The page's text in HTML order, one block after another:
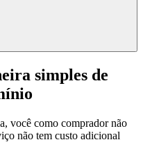
simples de
você como comprador não
não tem custo adicional